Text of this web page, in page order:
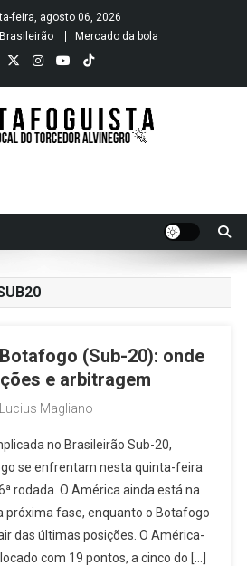
feira, agosto 06, 2026
Brasileirão Mercado da bola
(Sub-20): onde
e arbitragem
Lucius Magliano
no Brasileirão Sub-20,
se enfrentam nesta quinta-feira
rodada. O América ainda está na
próxima fase, enquanto o Botafogo
das últimas posições. O América-
com 19 pontos, a cinco do […]